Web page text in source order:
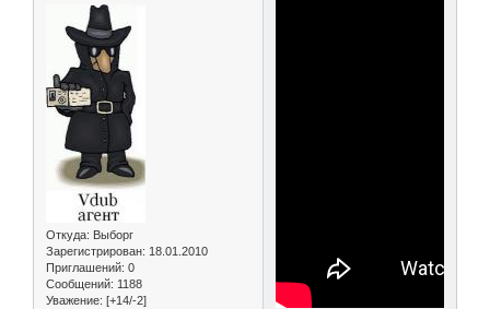
Откуда: Выборг
Зарегистрирован: 18.01.2010
Приглашений: 0
Сообщений: 1188
Уважение: [+14/-2]